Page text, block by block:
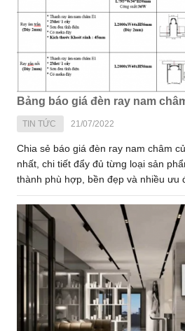
Bảng báo giá đèn ray nam
TIN TỨC 21/07/2022
Chia sẻ báo giá đèn ray nam châm
nhất, chi tiết đẩy đủ từng loại sản
thành phù hợp, bền đẹp và nhiều ưu
Tùy vào mẫu mã, kiểu dáng đèn
khác nhau. Dưới đây là bảng báo giá
nhật mới nhất 2025 chi tiết từng sản
xem!